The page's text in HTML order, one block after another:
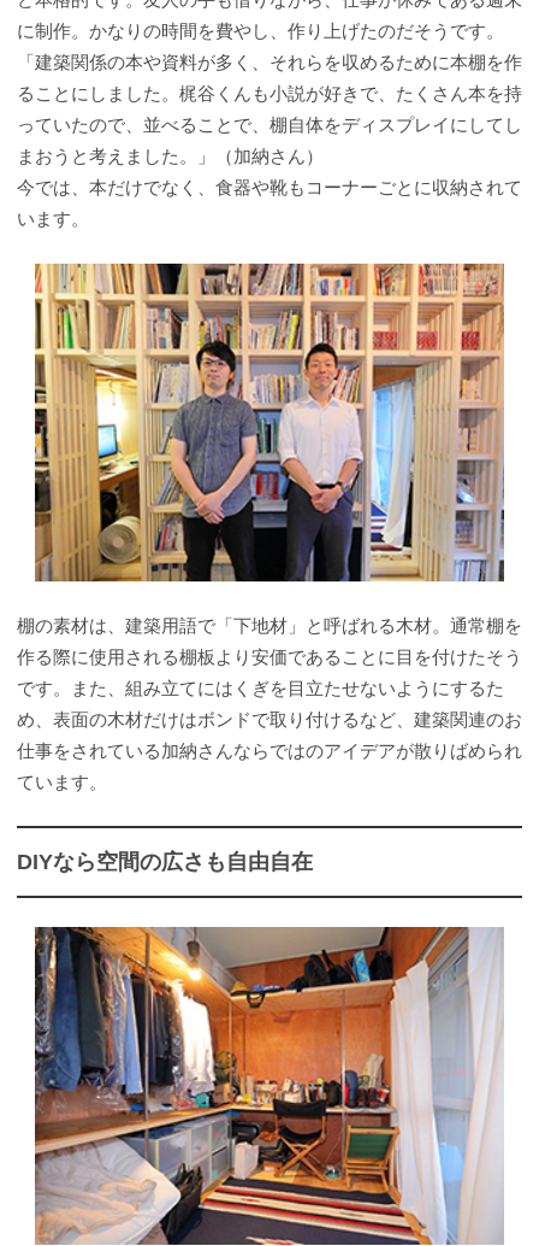
に制作。かなりの時間を費やし、作り上げたのだそうです。
「建築関係の本や資料が多く、それらを収めるために本棚を作
ることにしました。梶谷くんも小説が好きで、たくさん本を持
っていたので、並べることで、棚自体をディスプレイにしてし
まおうと考えました。」（加納さん）
今では、本だけでなく、食器や靴もコーナーごとに収納されて
います。
棚の素材は、建築用語で「下地材」と呼ばれる木材。通常棚を
作る際に使用される棚板より安価であることに目を付けたそう
です。また、組み立てにはくぎを目立たせないようにするた
め、表面の木材だけはボンドで取り付けるなど、建築関連のお
仕事をされている加納さんならではのアイデアが散りばめられ
ています。
DIYなら空間の広さも自由自在